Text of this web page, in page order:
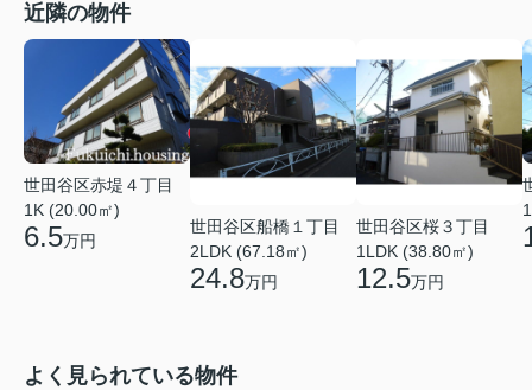
近隣の物件
世田谷区赤堤４丁目
1K (20.00㎡)
6.5万円
世田谷区船橋１丁目
2LDK (67.18㎡)
24.8万円
世田谷区桜３丁目
1LDK (38.80㎡)
12.5万円
よく見られている物件